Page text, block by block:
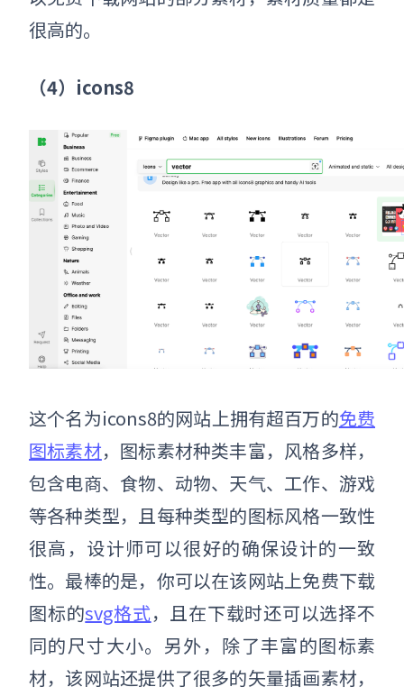
很高的。
（4）icons8
这个名为icons8的网站上拥有超百万的免费
图标素材，图标素材种类丰富，风格多样，
包含电商、食物、动物、天气、工作、游戏
等各种类型，且每种类型的图标风格一致性
很高，设计师可以很好的确保设计的一致
性。最棒的是，你可以在该网站上免费下载
图标的svg格式，且在下载时还可以选择不
同的尺寸大小。另外，除了丰富的图标素
材，该网站还提供了很多的矢量插画素材，